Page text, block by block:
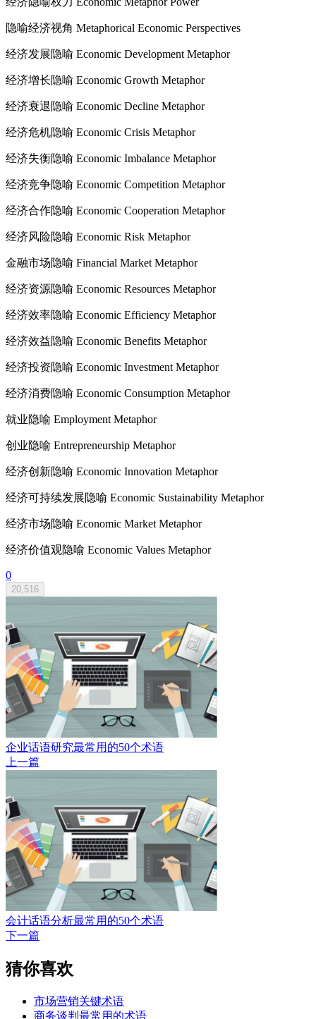
隐喻经济视角 Metaphorical Economic Perspectives
经济发展隐喻 Economic Development Metaphor
经济增长隐喻 Economic Growth Metaphor
经济衰退隐喻 Economic Decline Metaphor
经济危机隐喻 Economic Crisis Metaphor
经济失衡隐喻 Economic Imbalance Metaphor
经济竞争隐喻 Economic Competition Metaphor
经济合作隐喻 Economic Cooperation Metaphor
经济风险隐喻 Economic Risk Metaphor
金融市场隐喻 Financial Market Metaphor
经济资源隐喻 Economic Resources Metaphor
经济效率隐喻 Economic Efficiency Metaphor
经济效益隐喻 Economic Benefits Metaphor
经济投资隐喻 Economic Investment Metaphor
经济消费隐喻 Economic Consumption Metaphor
就业隐喻 Employment Metaphor
创业隐喻 Entrepreneurship Metaphor
经济创新隐喻 Economic Innovation Metaphor
经济可持续发展隐喻 Economic Sustainability Metaphor
经济市场隐喻 Economic Market Metaphor
经济价值观隐喻 Economic Values Metaphor
0
20,516
企业话语研究最常用的50个术语
上一篇
会计话语分析最常用的50个术语
下一篇
猜你喜欢
市场营销关键术语
商务谈判最常用的术语